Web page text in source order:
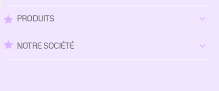
star PRODUITS 
star NOTRE SOCIÉTÉ 